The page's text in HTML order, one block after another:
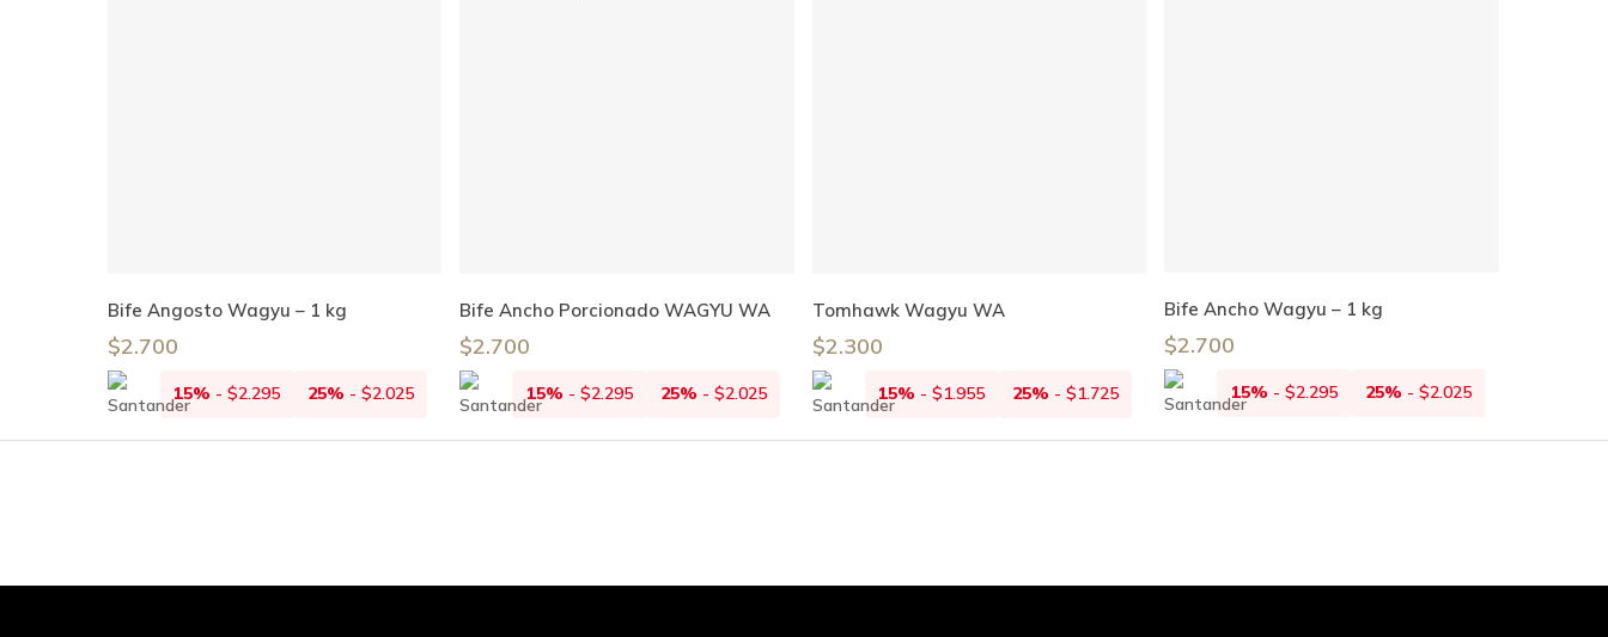
Añadir Al Carrito
Bife Angosto Wagyu – 1 kg
$2.700
15% -$2.295 25% -$2.025
Leer Más
Bife Ancho Porcionado WAGYU WA
$2.700
15% - $2.295 25% - $2.025
Añadir Al Carrito
Tomhawk Wagyu WA
$2.300
15% -$1.955 25% -$1.725
Bife Ancho Wagyu – 1 kg
$2.700
15% - $2.295 25% - $2.025